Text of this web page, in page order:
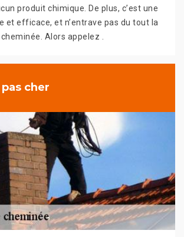
produit chimique. De plus, c’est une
et efficace, et n’entrave pas du tout la
Alors appelez .
cher